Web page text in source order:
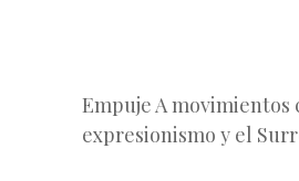
Empuje A movimientos
expresionismo y el